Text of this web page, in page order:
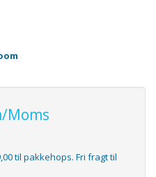
Moms
til pakkehops. Fri fragt til